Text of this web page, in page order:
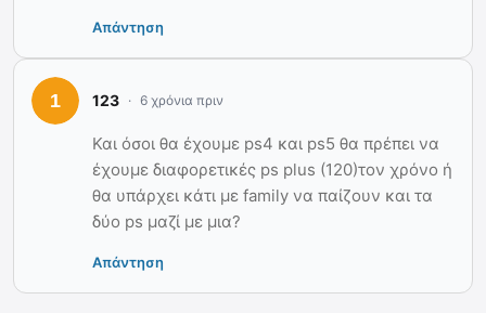
Απάντηση
123 6 χρόνια πριν
Και όσοι θα έχουμε ps4 και ps5 θα πρέπει να
έχουμε διαφορετικές ps plus (120)τον χρόνο ή
θα υπάρχει κάτι με family να παίζουν και τα
δύο ps μαζί με μια?
Απάντηση